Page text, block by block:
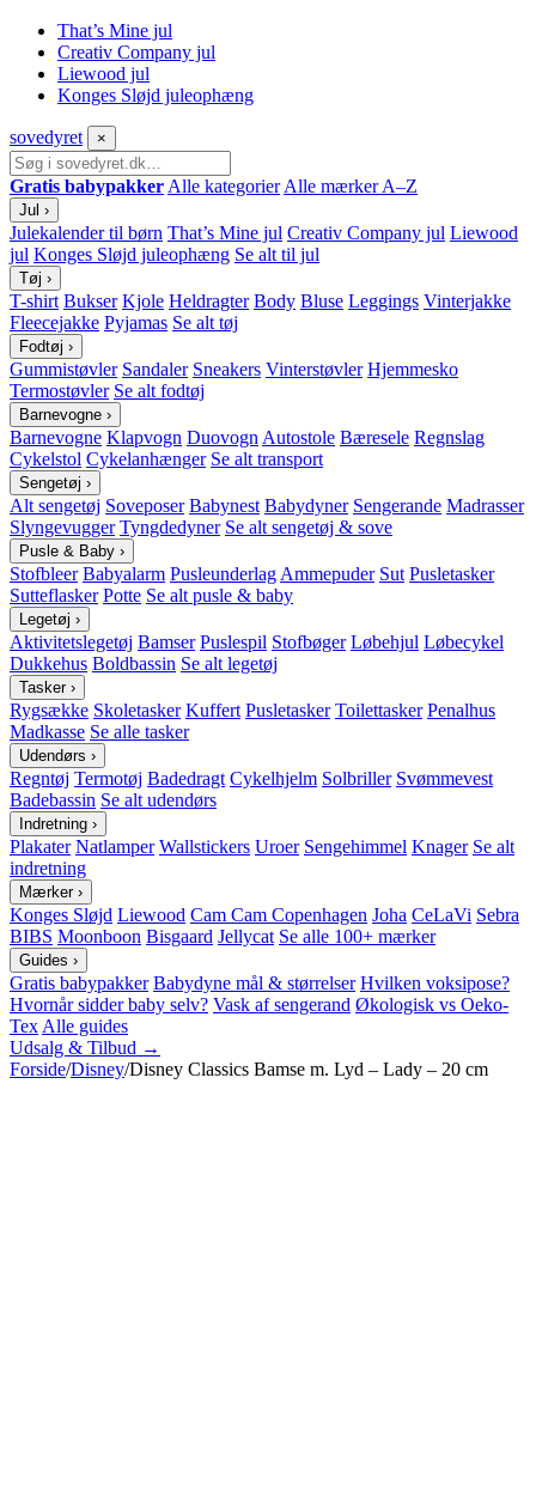
That’s Mine jul
Creativ Company jul
Liewood jul
Konges Sløjd juleophæng
sovedyret ×
Gratis babypakker Alle kategorier Alle mærker A–Z
Jul ›
Julekalender til børn That’s Mine jul Creativ Company jul Liewood
jul Konges Sløjd juleophæng Se alt til jul
Tøj ›
T-shirt Bukser Kjole Heldragter Body Bluse Leggings Vinterjakke
Fleecejakke Pyjamas Se alt tøj
Fodtøj ›
Gummistøvler Sandaler Sneakers Vinterstøvler Hjemmesko
Termostøvler Se alt fodtøj
Barnevogne ›
Barnevogne Klapvogn Duovogn Autostole Bæresele Regnslag
Cykelstol Cykelanhænger Se alt transport
Sengetøj ›
Alt sengetøj Soveposer Babynest Babydyner Sengerande Madrasser
Slyngevugger Tyngdedyner Se alt sengetøj & sove
Pusle & Baby ›
Stofbleer Babyalarm Pusleunderlag Ammepuder Sut Pusletasker
Sutteflasker Potte Se alt pusle & baby
Legetøj ›
Aktivitetslegetøj Bamser Puslespil Stofbøger Løbehjul Løbecykel
Dukkehus Boldbassin Se alt legetøj
Tasker ›
Rygsække Skoletasker Kuffert Pusletasker Toilettasker Penalhus
Madkasse Se alle tasker
Udendørs ›
Regntøj Termotøj Badedragt Cykelhjelm Solbriller Svømmevest
Badebassin Se alt udendørs
Indretning ›
Plakater Natlamper Wallstickers Uroer Sengehimmel Knager Se alt
indretning
Mærker ›
Konges Sløjd Liewood Cam Cam Copenhagen Joha CeLaVi Sebra
BIBS Moonboon Bisgaard Jellycat Se alle 100+ mærker
Guides ›
Gratis babypakker Babydyne mål & størrelser Hvilken voksipose?
Hvornår sidder baby selv? Vask af sengerand Økologisk vs Oeko-
Tex Alle guides
Udsalg & Tilbud →
Forside/Disney/Disney Classics Bamse m. Lyd – Lady – 20 cm